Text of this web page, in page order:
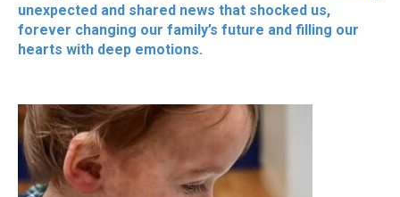
unexpected and shared news that shocked us,
forever changing our family’s future and filling our
hearts with deep emotions.